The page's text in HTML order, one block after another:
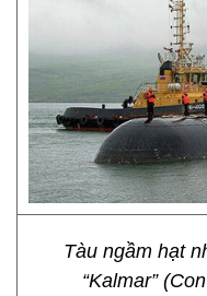
Tàu ngầm hạt
“Kalmar”